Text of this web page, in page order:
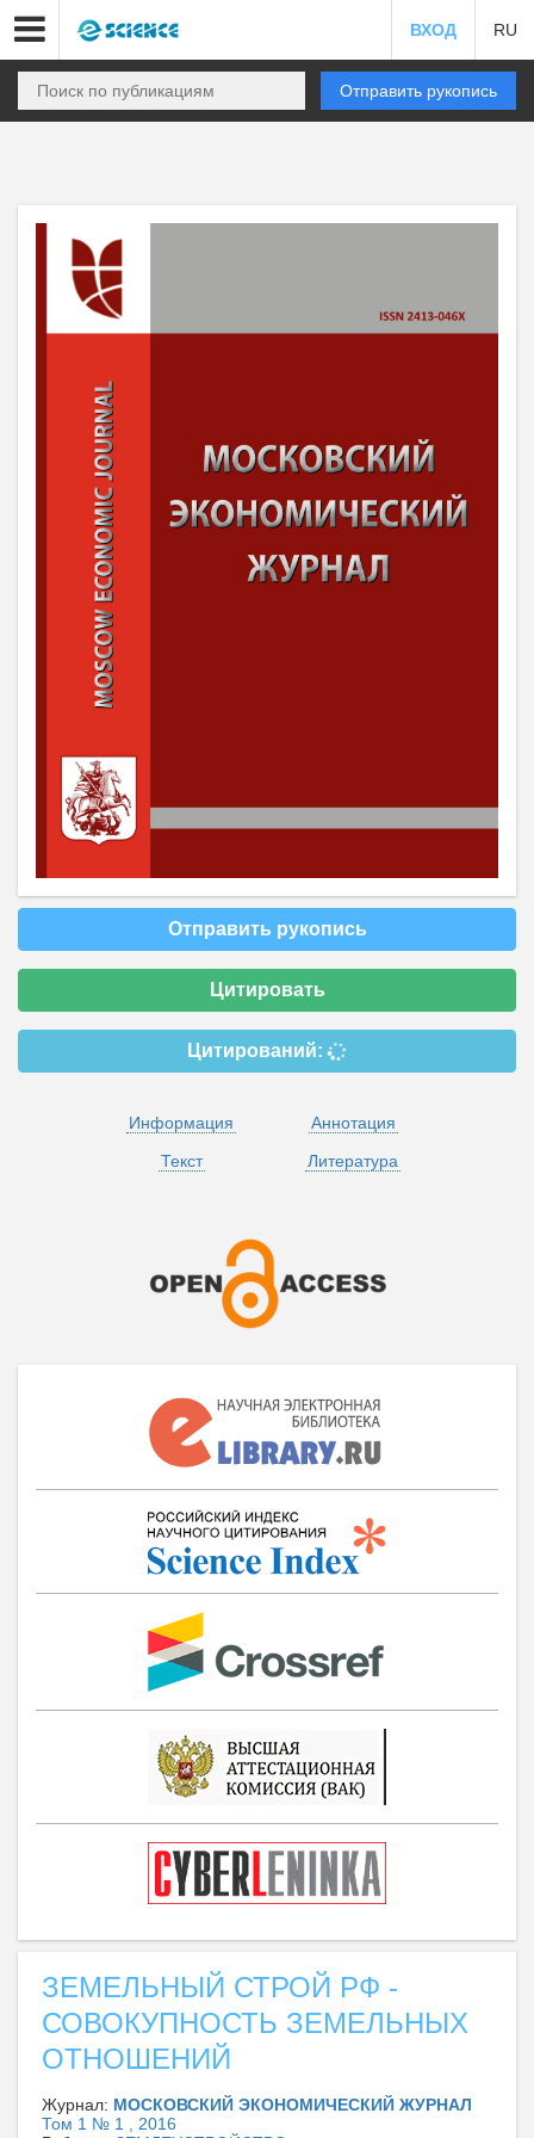
ВХОД RU
Отправить рукопись
Отправить рукопись
Цитировать
Цитирований:
Информация
Аннотация
Текст
Литература
ЗЕМЕЛЬНЫЙ СТРОЙ РФ -
СОВОКУПНОСТЬ ЗЕМЕЛЬНЫХ
ОТНОШЕНИЙ
Журнал: МОСКОВСКИЙ ЭКОНОМИЧЕСКИЙ ЖУРНАЛ
Том 1 № 1 , 2016